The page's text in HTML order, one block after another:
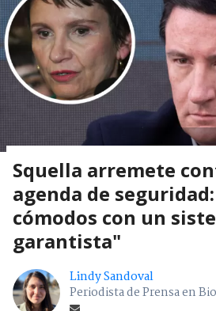
Squella arremete
agenda de
cómodos con un
garantista"
Lindy Sandoval
Periodista de Prensa en